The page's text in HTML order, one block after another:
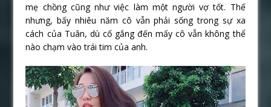
mẹ chồng cũng như việc làm một người vợ tốt. Thế
nhưng, bấy nhiêu năm cô vẫn phải sống trong sự xa
cách của Tuân, dù cố gắng đến mấy cô vẫn không thể
nào chạm vào trái tim của anh.